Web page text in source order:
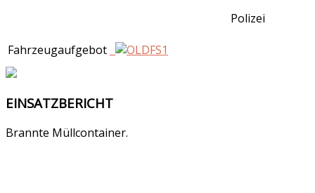
Polizei
Fahrzeugaufgebot
EINSATZBERICHT
Brannte Müllcontainer.